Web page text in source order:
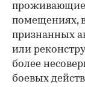
проживающие
помещениях,
признанных
или
более
боевых